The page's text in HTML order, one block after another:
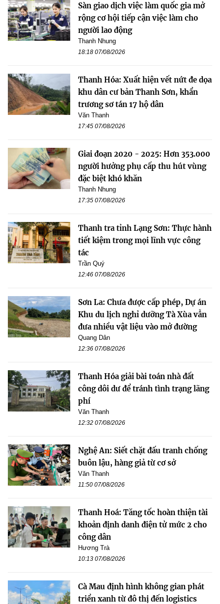
Sàn giao dịch việc làm quốc gia mở
rộng cơ hội tiếp cận việc làm cho
người lao động
Thanh Nhung
18:18 07/08/2026
Thanh Hóa: Xuất hiện vết nứt đe dọa
khu dân cư bản Thanh Sơn, khẩn
trương sơ tán 17 hộ dân
Văn Thanh
17:45 07/08/2026
Giai đoạn 2020 - 2025: Hơn 353.000
người hưởng phụ cấp thu hút vùng
đặc biệt khó khăn
Thanh Nhung
17:35 07/08/2026
Thanh tra tỉnh Lạng Sơn: Thực hành
tiết kiệm trong mọi lĩnh vực công
tác
Trần Quý
12:46 07/08/2026
Sơn La: Chưa được cấp phép, Dự án
Khu du lịch nghỉ dưỡng Tà Xùa vẫn
đưa nhiều vật liệu vào mở đường
Quang Dân
12:36 07/08/2026
Thanh Hóa giải bài toán nhà đất
công dôi dư để tránh tình trạng lãng
phí
Văn Thanh
12:32 07/08/2026
Nghệ An: Siết chặt đấu tranh chống
buôn lậu, hàng giả từ cơ sở
Văn Thanh
11:50 07/08/2026
Thanh Hoá: Tăng tốc hoàn thiện tài
khoản định danh điện tử mức 2 cho
công dân
Hương Trà
10:13 07/08/2026
Cà Mau định hình không gian phát
triển xanh từ đô thị đến logistics